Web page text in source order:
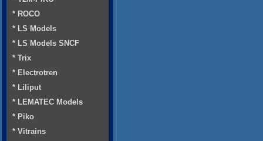
* ROCO
* LS Models
* LS Models SNCF
* Trix
* Electrotren
* Liliput
* LEMATEC Models
* Piko
* Vitrains